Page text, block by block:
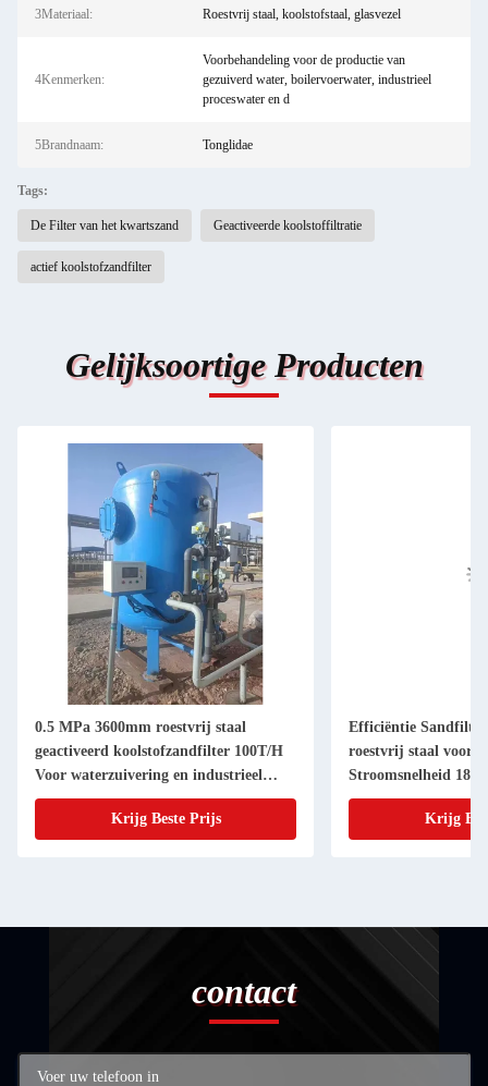
3Materiaal: Roestvrij staal, koolstofstaal, glasvezel
4Kenmerken:
Voorbehandeling voor de productie van
gezuiverd water, boilervoerwater, industrieel
proceswater en d
5Brandnaam: Tonglidae
Tags:
De Filter van het kwartszand Geactiveerde koolstoffiltratie
actief koolstofzandfilter
Gelijksoortige Producten
0.5 MPa 3600mm roestvrij staal
geactiveerd koolstofzandfilter 100T/H
Voor waterzuivering en industrieel
proces
Krijg Beste Prijs
Efficiëntie
roestvrij staal voor
Stroomsnelheid
Krijg
contact